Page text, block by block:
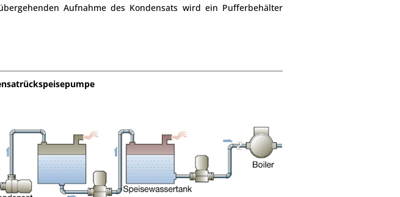
Aufnahme des Kondensats wird ein Pufferbehälter